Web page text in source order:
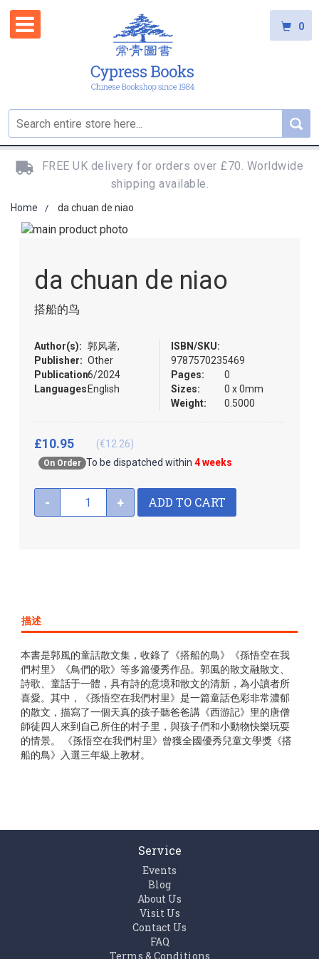
0
FREE UK delivery for orders over £70. Worldwide
shipping available.
Home da chuan de niao
Skip
end
the
gallery
the
beginning
images
gallery
da chuan de niao
搭船的鸟
Author(s): 郭风著,
Publisher: Other
Publication:6/2024
Languages:English
ISBN/SKU:
9787570235469
Pages:
0
Sizes:
0 x 0mm
Weight:
0.5000
On Order To be dispatched within 4 weeks
£10.95 (€12.26)
- + ADD TO CART
描述
本書是郭風的童話散文集，收錄了《搭船的鳥》《孫悟空在我
們村里》《鳥們的歌》等多篇優秀作品。郭風的散文融散文、
詩歌、童話于一體，具有詩的意境和散文的清新，為小讀者所
喜愛。其中，《孫悟空在我們村里》是一篇童話色彩非常濃郁
的散文，描寫了一個天真的孩子聽爸爸講《西游記》里的唐僧
師徒四人來到自己所住的村子里，與孩子們和小動物快樂玩耍
的情景。 《孫悟空在我們村里》曾獲全國優秀兒童文學獎《搭
船的鳥》入選三年級上教材。
Service
Events
Blog
About Us
Visit Us
Contact Us
FAQ
Terms & Conditions